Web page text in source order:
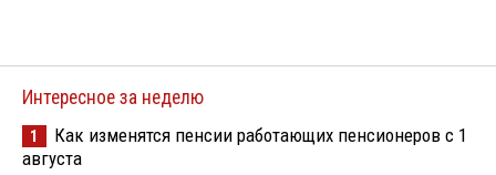
Интересное за неделю
1
Как изменятся пенсии работающих пенсионеров с 1
августа